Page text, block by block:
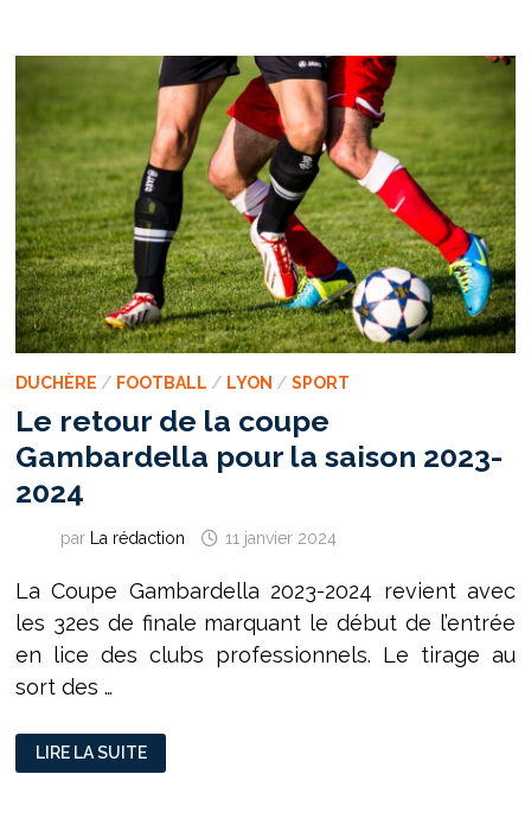
UN
CLUB
POUR
FORMATION
»
DUCHÈRE / FOOTBALL / LYON / SPORT
Le retour de la coupe
Gambardella pour la saison 2023-
2024
par La rédaction 11 janvier 2024
La Coupe Gambardella 2023-2024 revient avec
les 32es de finale marquant le début de l’entrée
en lice des clubs professionnels. Le tirage au
sort des …
LE
RETOUR
DE
LIRE LA SUITE